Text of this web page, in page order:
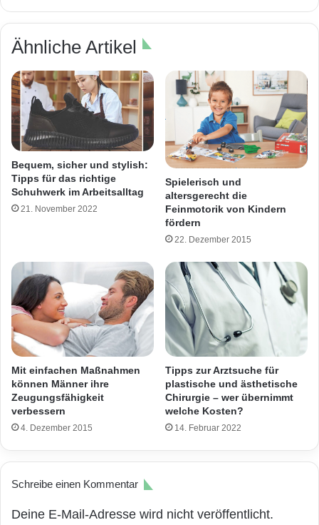
Ähnliche Artikel
Bequem, sicher und stylish:
Tipps für das richtige
Schuhwerk im Arbeitsalltag
21. November 2022
Spielerisch und
altersgerecht die
Feinmotorik von Kindern
fördern
22. Dezember 2015
Mit einfachen Maßnahmen
können Männer ihre
Zeugungsfähigkeit
verbessern
4. Dezember 2015
Tipps zur Arztsuche für
plastische und ästhetische
Chirurgie – wer übernimmt
welche Kosten?
14. Februar 2022
Schreibe einen Kommentar
Deine E-Mail-Adresse wird nicht veröffentlicht.